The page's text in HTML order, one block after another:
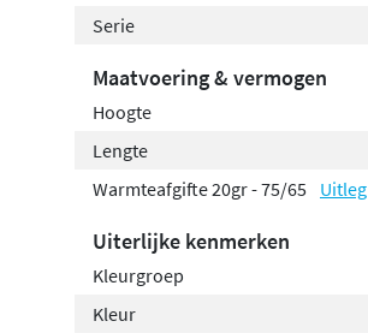
Serie
Maatvoering & vermogen
Hoogte
Lengte
Warmteafgifte 20gr - 75/65 Uitleg
Uiterlijke kenmerken
Kleurgroep
Kleur